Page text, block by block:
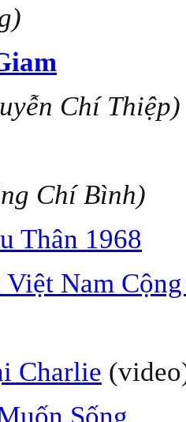
Chí Thiệp)
Chí Bình)
Thân 1968
Nam
Charlie